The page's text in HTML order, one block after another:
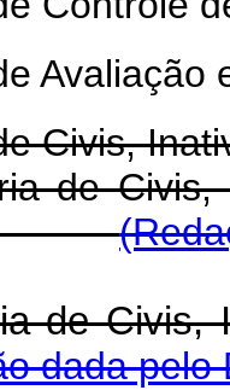
Avaliação
Civis,
de Civis,
de Civis,
dada pelo